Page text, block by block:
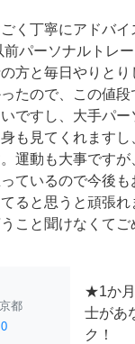
く丁寧にアドバ
パーソナルトレー
方と毎日やりと
たので、この値
ですし、大手パ
も見てくれます
運動も大事です
ているので今後
ると思うと頑張
こと聞けなくて
都
0
★1か
士があ
ク！